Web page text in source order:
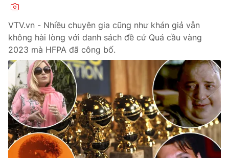
VTV.vn - Nhiều chuyên gia cũng như khán giả vẫn
không hài lòng với danh sách đề cử Quả cầu vàng
2023 mà HFPA đã công bố.